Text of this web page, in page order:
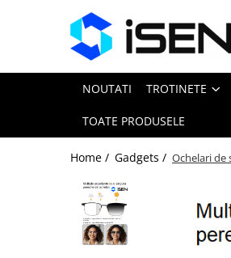
Trotinete
Trotinete electrice
NOUTATI TROTINETE
TOATE PRODUSELE
Home / Gadgets / Ochelari de